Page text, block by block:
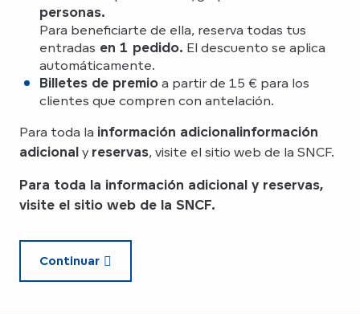
personas.
Para beneficiarte de ella, reserva todas tus
entradas en 1 pedido. El descuento se aplica
automáticamente.
Billetes de premioa partir de 15 € para los
clientes que compren con antelación.
Para toda la información adicionalinformación
adicional y reservas, visite el sitio web de la SNCF.
Para toda la información adicional y reservas,
visite el sitio web de la SNCF.
Continuar